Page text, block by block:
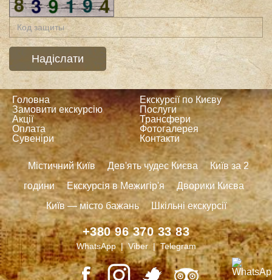
Головна
Екскурсії по Києву
Замовити екскурсію
Послуги
Акції
Трансфери
Оплата
Фотогалерея
Сувеніри
Контакти
Містичний Київ Дев'ять чудес Києва
Київ за 2
години
Екскурсія в Межигір'я
Дворики Києва
Київ — місто бажань
Шкільні екскурсії
+380 96 370 33 83
WhatsApp | Viber | Telegram